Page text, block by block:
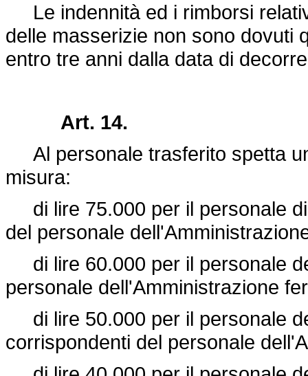
Le indennità ed i rimborsi
delle masserizie non sono dovuti
entro tre anni dalla data di
Art. 14.
Al personale trasferito spetta
misura:
di lire 75.000 per il personale
del personale
di lire 60.000 per il personale
personale dell'Amministrazione
di lire 50.000 per il personale
corrispondenti del personale